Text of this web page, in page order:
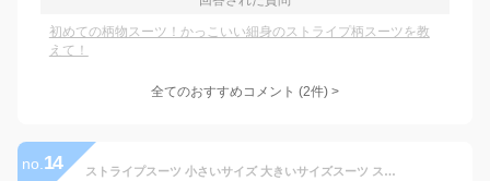
初めての柄物スーツ！かっこいい細身のストライプ柄スーツを教
えて！
全てのおすすめコメント (2件) >
no. 14 ストライプスーツ 小さいサイズ 大きいサイズスーツ スリムスーツ 1つボタン 細身 メンズ スーツ ビジネススーツ 上下 セットメンズ 長袖 セット フォーマル パンツ (2点セット, 3XL)